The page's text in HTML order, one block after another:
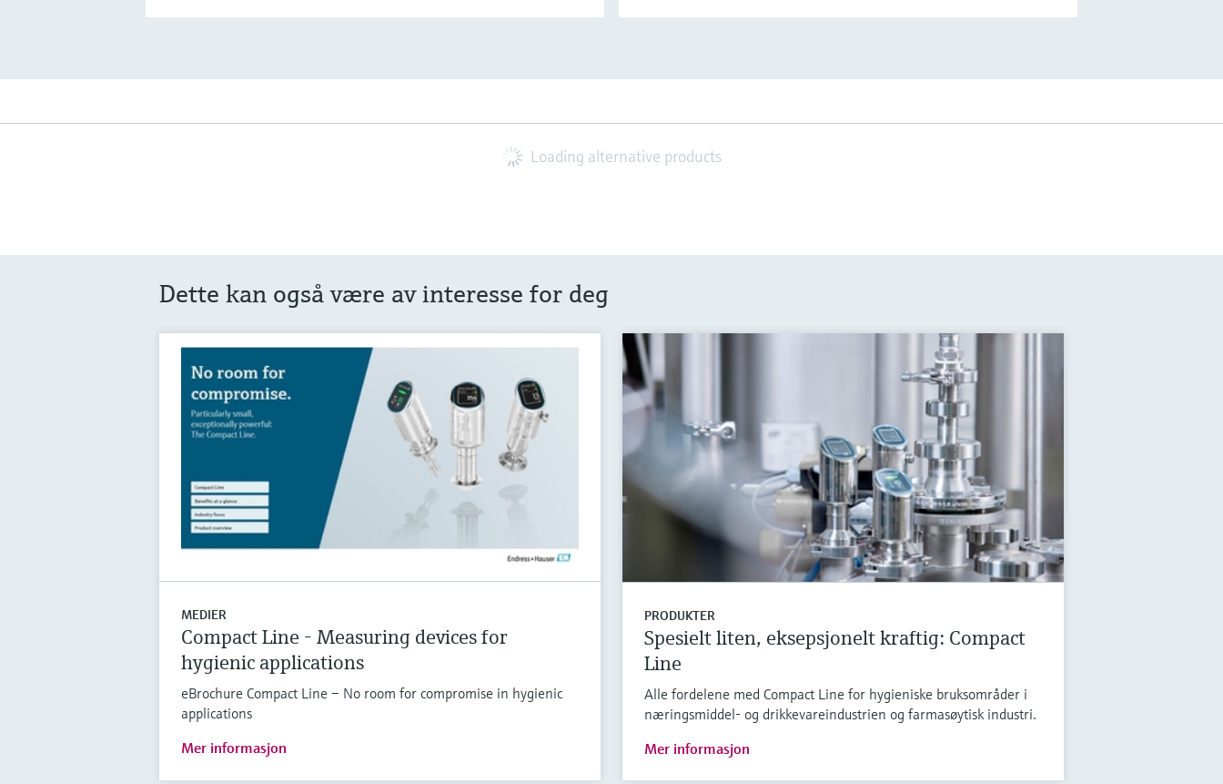
Loading alternative products
Dette kan også være av interesse for deg
MEDIER
Compact Line - Measuring devices for
hygienic applications
eBrochure Compact Line – No room for compromise in hygienic
applications
Mer informasjon
PRODUKTER
Spesielt liten, eksepsjonelt kraftig: Compact
Line
Alle fordelene med Compact Line for hygieniske bruksområder i
næringsmiddel- og drikkevareindustrien og farmasøytisk industri.
Mer informasjon